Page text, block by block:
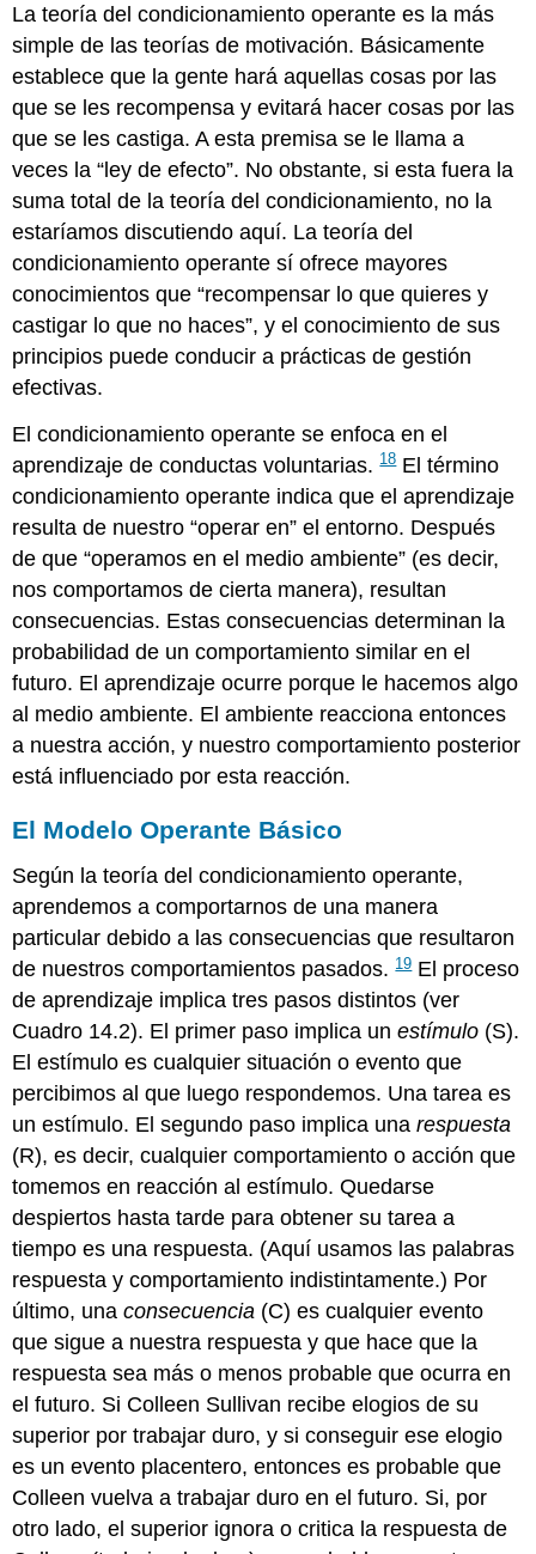
La teoría del condicionamiento operante es la más
simple de las teorías de motivación. Básicamente
establece que la gente hará aquellas cosas por las
que se les recompensa y evitará hacer cosas por las
que se les castiga. A esta premisa se le llama a
veces la “ley de efecto”. No obstante, si esta fuera la
suma total de la teoría del condicionamiento, no la
estaríamos discutiendo aquí. La teoría del
condicionamiento operante sí ofrece mayores
conocimientos que “recompensar lo que quieres y
castigar lo que no haces”, y el conocimiento de sus
principios puede conducir a prácticas de gestión
efectivas.
El condicionamiento operante se enfoca en el
aprendizaje de conductas voluntarias.18El término
condicionamiento operante indica que el aprendizaje
resulta de nuestro “operar en” el entorno. Después
de que “operamos en el medio ambiente” (es decir,
nos comportamos de cierta manera), resultan
consecuencias. Estas consecuencias determinan la
probabilidad de un comportamiento similar en el
futuro. El aprendizaje ocurre porque le hacemos algo
al medio ambiente. El ambiente reacciona entonces
a nuestra acción, y nuestro comportamiento posterior
está influenciado por esta reacción.
El Modelo Operante Básico
Según la teoría del condicionamiento operante,
aprendemos a comportarnos de una manera
particular debido a las consecuencias que resultaron
de nuestros comportamientos pasados.19El proceso
de aprendizaje implica tres pasos distintos (ver
Cuadro 14.2). El primer paso implica unestímulo (S).
El estímulo es cualquier situación o evento que
percibimos al que luego respondemos. Una tarea es
un estímulo. El segundo paso implica unarespuesta
(R), es decir, cualquier comportamiento o acción que
tomemos en reacción al estímulo. Quedarse
despiertos hasta tarde para obtener su tarea a
tiempo es una respuesta. (Aquí usamos las palabras
respuesta y comportamiento indistintamente.) Por
último, unaconsecuencia (C) es cualquier evento
que sigue a nuestra respuesta y que hace que la
respuesta sea más o menos probable que ocurra en
el futuro. Si Colleen Sullivan recibe elogios de su
superior por trabajar duro, y si conseguir ese elogio
es un evento placentero, entonces es probable que
Colleen vuelva a trabajar duro en el futuro. Si, por
otro lado, el superior ignora o critica la respuesta de